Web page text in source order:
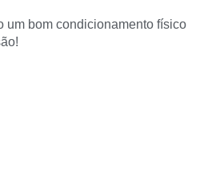
um bom condicionamento físico